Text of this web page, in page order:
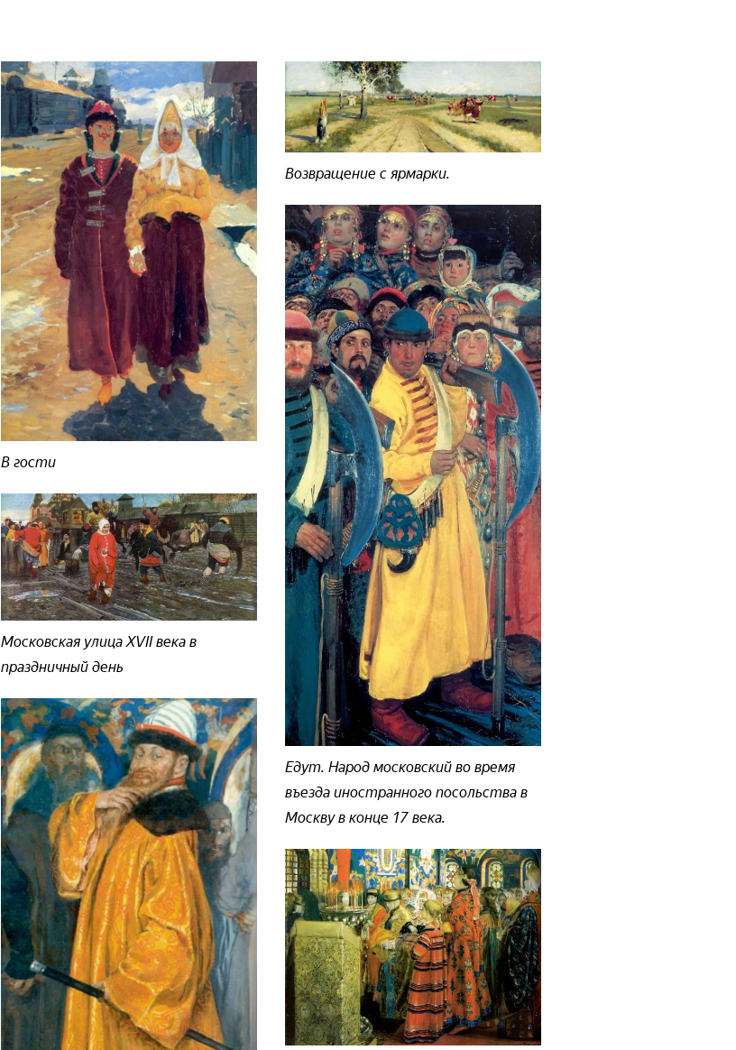
В гости
Возвращение с ярмарки.
Едут. Народ московский во время
въезда иностранного посольства в
Москву в конце 17 века.
Московская улица XVII века в
праздничный день